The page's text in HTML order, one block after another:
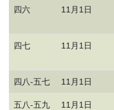
四六 11月1日
四七 11月1日
四八-五七 11月1日
五八-五九 11月1日